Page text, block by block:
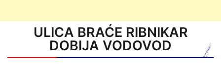
ULICA BRAĆE RIBNIKAR
DOBIJA VODOVOD